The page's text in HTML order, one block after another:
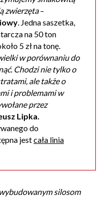
zwierzęta–
. Jedna saszetka,
na 50 ton
5 zł na tonę.
w porównaniu do
Chodzi nie tylko o
ale także o
i problemami w
przez
Lipka.
do
jestcała linia
silosom